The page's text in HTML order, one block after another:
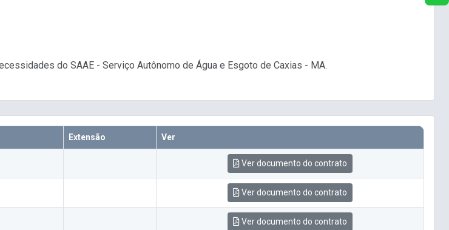
do SAAE - Serviço Autônomo de Água e Esgoto de Caxias - MA.
Extensão Ver
Ver documento do contrato
Ver documento do contrato
Ver documento do contrato